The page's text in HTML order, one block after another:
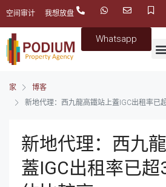
空间审计 我想放盘
Whatsapp
家
博客
新地代理：西九龍高鐵站上蓋IGC出租率已
新地代理：西九
蓋IGC出租率已超